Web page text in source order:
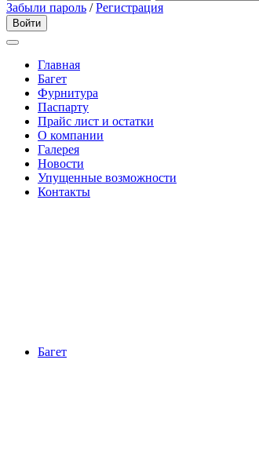
Забыли пароль /Регистрация
Главная
Багет
Фурнитура
Паспарту
Прайс лист и остатки
О компании
Галерея
Новости
Упущенные возможности
Контакты
Багет